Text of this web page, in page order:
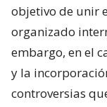
objetivo de unir
organizado
embargo, en el
y la
controversias